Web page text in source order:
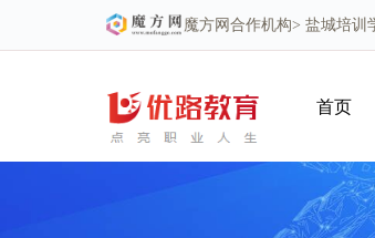
魔方网 合作机构> 盐城培训
首页